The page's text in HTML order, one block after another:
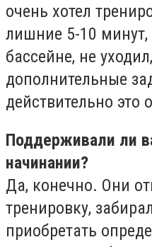
очень хотел
лишние 5-10 минут,
бассейне, не
дополнительные
действительно это
Поддерживали ли
начинании?
Да, конечно. Они
тренировку,
приобретать